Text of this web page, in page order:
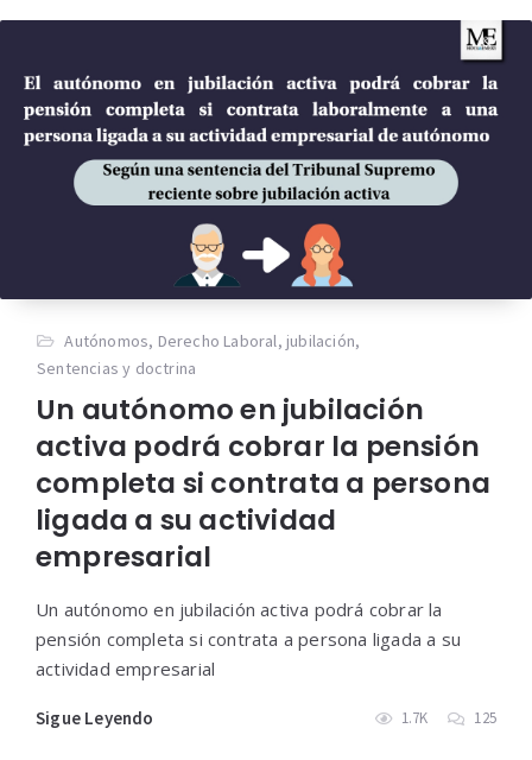
Autónomos, Derecho Laboral, jubilación,
Sentencias y doctrina
Un autónomo en jubilación
activa podrá cobrar la pensión
completa si contrata a persona
ligada a su actividad
empresarial
Un autónomo en jubilación activa podrá cobrar la
pensión completa si contrata a persona ligada a su
actividad empresarial
Sigue Leyendo 1.7K 125